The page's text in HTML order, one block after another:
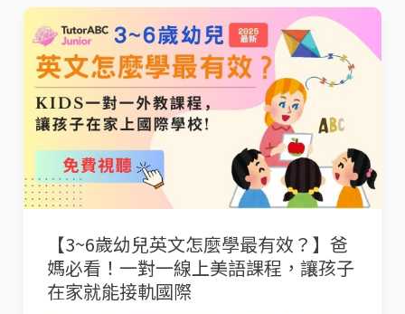
童
線
上
英
薦
Etalking
Kids、
【3~6歲幼兒英文怎麼學最有效？】爸
媽必看！一對一線上美語課程，讓孩子
在家就能接軌國際
【3~6
歲
幼
兒
英
怎
學
最
有